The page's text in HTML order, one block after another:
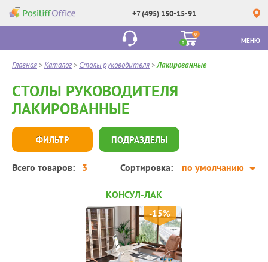
+7 (495) 150-15-91
0
0
МЕНЮ
Главная >Каталог > Столы руководителя >Лакированные
СТОЛЫ РУКОВОДИТЕЛЯ
ЛАКИРОВАННЫЕ
ФИЛЬТР ПОДРАЗДЕЛЫ
Всего товаров: 3 Сортировка: по умолчанию
КОНСУЛ-ЛАК
-15%